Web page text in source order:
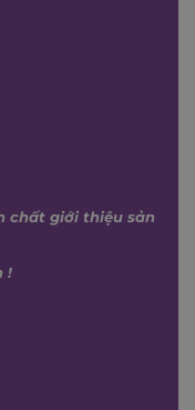
chất giới thiệu sản
!